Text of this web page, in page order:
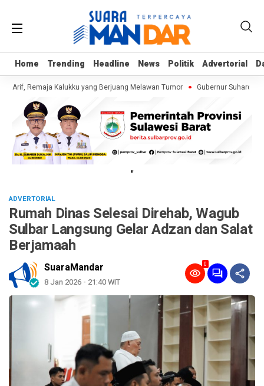
Home Trending Headline News Politik Advertorial
Home Trending Headline News Politik Advertorial
Arif, Remaja Kalukku yang Berjuang Melawan Tumor Gubernur Suhardi
"
ADVERTORIAL
Rumah Dinas Selesai Direhab, Wagub
Sulbar Langsung Gelar Adzan dan Salat
Berjamaah
SuaraMandar
8 Jan 2026 - 21:40 WIT
0